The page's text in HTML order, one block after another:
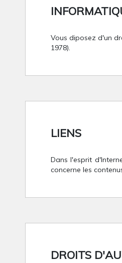
Vous diposez d'un
1978).
LIENS
Dans l'esprit
concerne les
DROITS